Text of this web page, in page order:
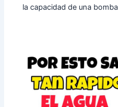
la capacidad de una